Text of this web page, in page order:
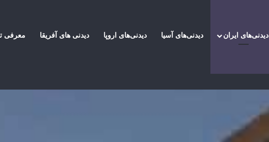
دیدنی‌های ایران دیدنی‌های آسیا دیدنی‌های اروپا دیدنی های آفریقا معرفی